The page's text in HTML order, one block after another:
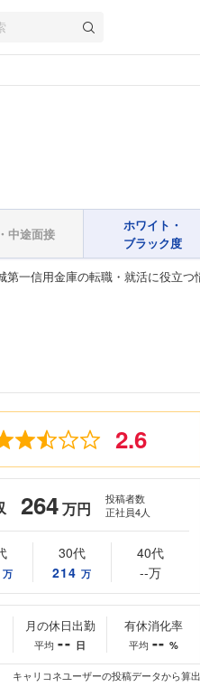
中途面接
ホワイト・
ブラック度
一信用金庫の転職・就活に役立
2.6
264万円
投稿者数
正社員4人
万
30代
214 万
40代
--万
月の休日出勤
平均 -- 日
有休消化率
平均 -- %
キャリコネユーザーの投稿データから算出